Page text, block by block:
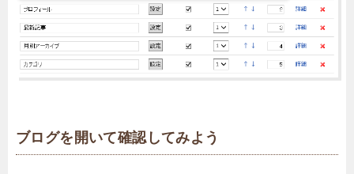
ブログを開いて確認してみよう